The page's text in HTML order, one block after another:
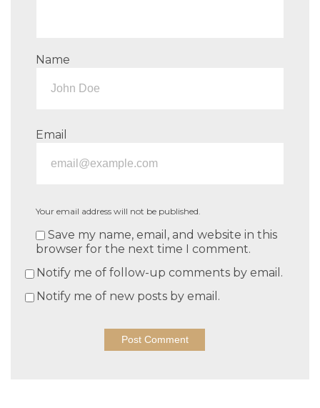
Name
Email
Your email address will not be published.
Save my name, email, and website in this
browser for the next time I comment.
Notify me of follow-up comments by email.
Notify me of new posts by email.